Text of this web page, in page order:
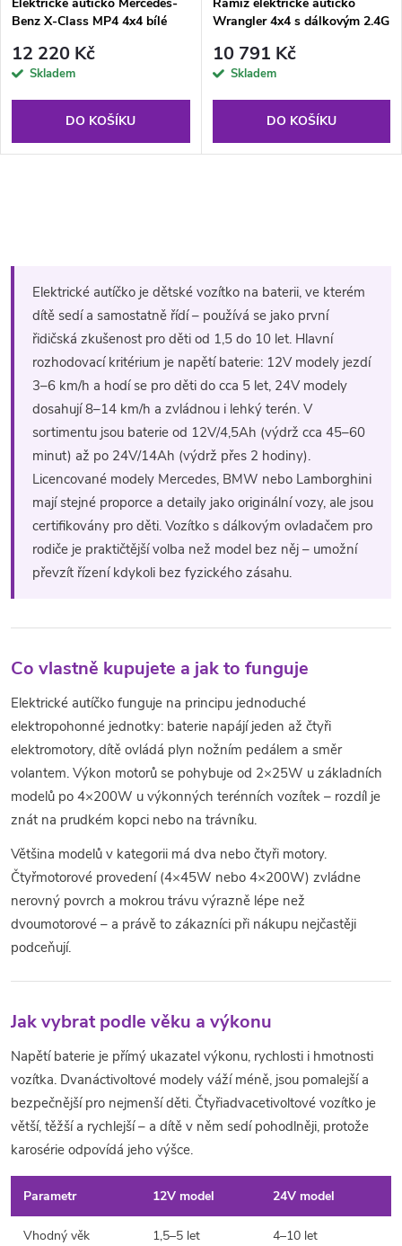
Benz X-Class MP4 4x4 bílé
12 220 Kč
Skladem
DO KOŠÍKU
Wrangler 4x4 s dálkovým 2.4G
10 791 Kč
Skladem
DO KOŠÍKU
k
y
v
ý
p
i
s
u
Elektrické autíčko je dětské vozítko na baterii, ve kterém
dítě sedí a samostatně řídí – používá se jako první
řidičská zkušenost pro děti od 1,5 do 10 let. Hlavní
rozhodovací kritérium je napětí baterie: 12V modely jezdí
3–6 km/h a hodí se pro děti do cca 5 let, 24V modely
dosahují 8–14 km/h a zvládnou i lehký terén. V
sortimentu jsou baterie od 12V/4,5Ah (výdrž cca 45–60
minut) až po 24V/14Ah (výdrž přes 2 hodiny).
Licencované modely Mercedes, BMW nebo Lamborghini
mají stejné proporce a detaily jako originální vozy, ale jsou
certifikovány pro děti. Vozítko s dálkovým ovladačem pro
rodiče je praktičtější volba než model bez něj – umožní
převzít řízení kdykoli bez fyzického zásahu.
Co vlastně kupujete a jak to funguje
Elektrické autíčko funguje na principu jednoduché
elektropohonné jednotky: baterie napájí jeden až čtyři
elektromotory, dítě ovládá plyn nožním pedálem a směr
volantem. Výkon motorů se pohybuje od 2×25W u základních
modelů po 4×200W u výkonných terénních vozítek – rozdíl je
znát na prudkém kopci nebo na trávníku.
Většina modelů v kategorii má dva nebo čtyři motory.
Čtyřmotorové provedení (4×45W nebo 4×200W) zvládne
nerovný povrch a mokrou trávu výrazně lépe než
dvoumotorové – a právě to zákazníci při nákupu nejčastěji
podceňují.
Jak vybrat podle věku a výkonu
Napětí baterie je přímý ukazatel výkonu, rychlosti i hmotnosti
vozítka. Dvanáctivoltové modely váží méně, jsou pomalejší a
bezpečnější pro nejmenší děti. Čtyřiadvacetivoltové vozítko je
větší, těžší a rychlejší – a dítě v něm sedí pohodlněji, protože
karosérie odpovídá jeho výšce.
Parametr 12V model 24V model
Vhodný věk 1,5–5 let 4–10 let